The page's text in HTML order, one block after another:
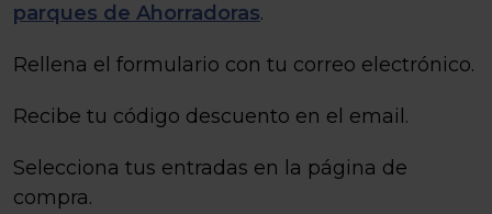
parques de Ahorradoras.
Rellena el formulario con tu correo electrónico.
Recibe tu código descuento en el email.
Selecciona tus entradas en la página de
compra.